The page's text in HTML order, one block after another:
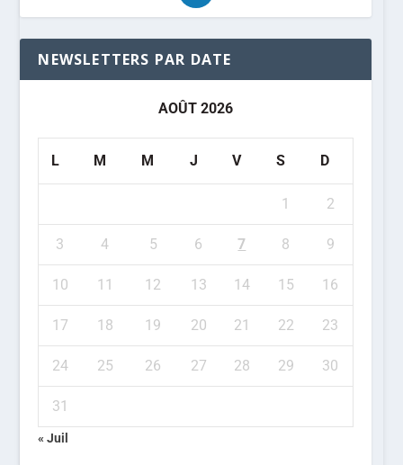
NEWSLETTERS PAR DATE
AOÛT 2026
L M M J V S D
1 2
3 4 5 6 7 8 9
10 11 12 13 14 15 16
17 18 19 20 21 22 23
24 25 26 27 28 29 30
31
« Juil